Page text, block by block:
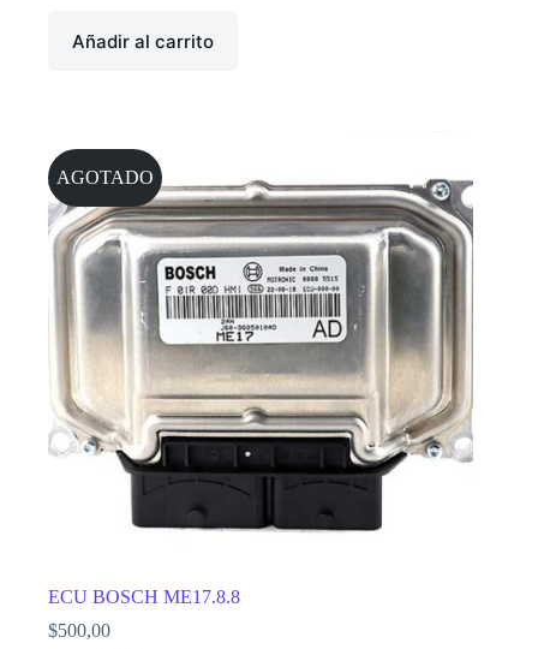
Añadir al carrito
AGOTADO
ECU BOSCH ME17.8.8
$500,00